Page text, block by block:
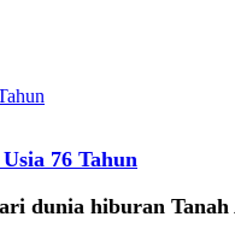
76 Tahun
dunia hiburan